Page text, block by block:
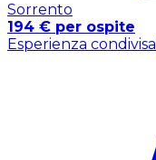
Sorrento
194 € per ospite
Esperienza condivisa